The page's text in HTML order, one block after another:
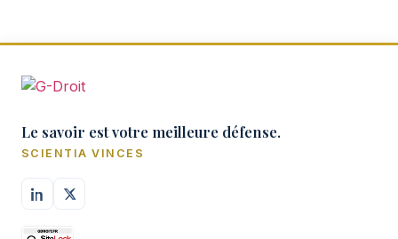
Le savoir est votre meilleure défense.
SCIENTIA VINCES